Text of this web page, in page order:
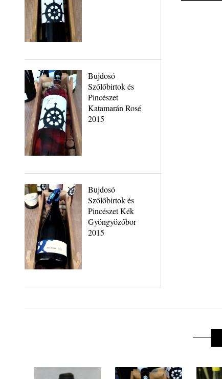
Bujdosó
Szőlőbirtok és
Pincészet
Katamarán Rosé
2015
Bujdosó
Szőlőbirtok és
Pincészet Kék
Gyöngyözőbor
2015